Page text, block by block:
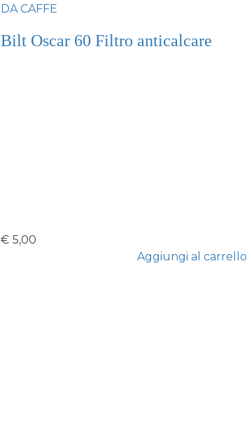
DA CAFFE
Bilt Oscar 60 Filtro anticalcare
€ 5,00
Aggiungi al carrello